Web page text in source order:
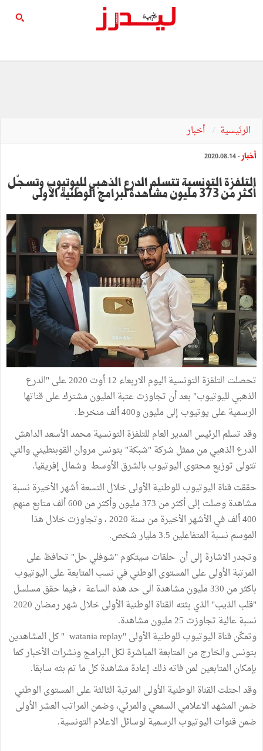
الرئيسية أخبار
أخبار - 2020.08.14
التلفزة التونسية تتسلم الدرع الذهبي لليوتيوب وتسجّل
أكثر من 373 مليون مشاهدة لبرامج الوطنية الأولى
تحصلت التلفزة التونسية اليوم الاربعاء 12 أوت 2020 على "الدرع
الذهبي لليوتيوب" بعد أن تجاوزت عتبة المليون مشترك على قناتها
الرسمية على يوتيوب إلى مليون و400 ألف منخرط.
وقد تسلم الرئيس المدير العام للتلفزة التونسية محمد الأسعد الداهش
الدرع الذهبي من ممثل شركة "شبكة" بتونس مروان القوبنطيني والتي
تتولى توزيع محتوى اليوتيوب بالشرق الأوسط وشمال إفريقيا.
حققت قناة اليوتيوب للوطنية الأولى خلال التسعة أشهر الأخيرة نسبة
مشاهدة وصلت إلى أكثر من 373 مليون وأكثر من 600 ألف متابع منهم
400 ألف في الأشهر الأخيرة من سنة 2020 ، وتجاوزت خلال هذا
الموسم نسبة المتفاعلين 3.5 مليار شخص.
وتجدر الاشارة إلى أن حلقات سيتكوم "شوفلي حل" تحافظ على
المرتبة الأولى على المستوى الوطني في نسب المتابعة على اليوتيوب
باكثر من 330 مليون مشاهدة الى حد هذه الساعة ، فيما حقق مسلسل
"قلب الذيب" الذي بثته القناة الوطنية الأولى خلال شهر رمضان 2020
نسبة عالية تجاوزت 25 مليون مشاهدة.
وتمكّن قناة اليوتيوب للوطنية الأولى "watania replay " كل المشاهدين
بتونس والخارج من المتابعة المباشرة لكل البرامج ونشرات الأخبار كما
بإمكان المتابعين لمن فاته ذلك إعادة مشاهدة كل ما تم بثه سابقا.
وقد احتلت القناة الوطنية الأولى المرتبة الثالثة على المستوى الوطني
ضمن المشهد الاعلامي السمعي والمرئي، وضمن المراتب العشر الأولى
ضمن قنوات اليوتيوب الرسمية لوسائل الاعلام التونسية.